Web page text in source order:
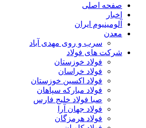
صفحه اصلی
اخبار
آلومینیوم ایران
معدن
سرب و روی مهدی آباد
شرکت های فولاد
فولاد خوزستان
فولاد خراسان
فولاد اکسین خوزستان
فولاد مبارکه سپاهان
صبا فولاد خلیج فارس
فولاد جهان آرا
فولاد هرمزگان